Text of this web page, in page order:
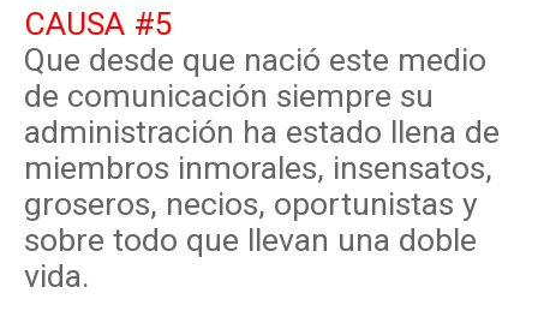
CAUSA #5
Que desde que nació este medio
de comunicación siempre su
administración ha estado llena de
miembros inmorales, insensatos,
groseros, necios, oportunistas y
sobre todo que llevan una doble
vida.